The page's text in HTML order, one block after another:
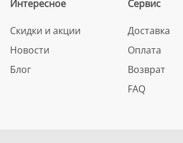
Интересное
Скидки и акции
Новости
Блог
Сервис
Доставка
Оплата
Возврат
FAQ